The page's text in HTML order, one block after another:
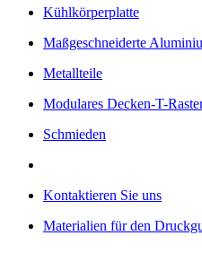
Kühlkörperplatte
Maßgeschneiderte
Metallteile
Modulares Decken-T-
Schmieden
Kontaktieren Sie uns
Materialien für den